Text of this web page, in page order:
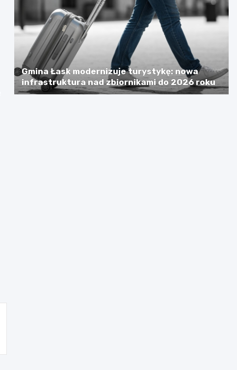
Gmina Łask modernizuje turystykę: nowa
infrastruktura nad zbiornikami do 2026 roku